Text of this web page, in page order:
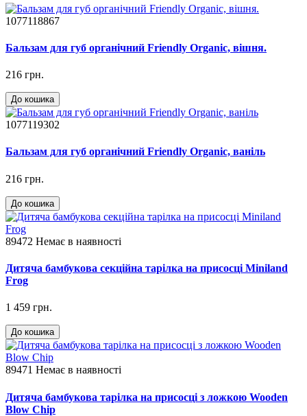
1077118867
Бальзам для губ органічний Friendly Organic, вішня.
216 грн.
До кошика
1077119302
Бальзам для губ органічний Friendly Organic, ваніль
216 грн.
До кошика
89472 Немає в наявності
Дитяча бамбукова секційна тарілка на присосці Miniland
Frog
1 459 грн.
До кошика
89471 Немає в наявності
Дитяча бамбукова тарілка на присосці з ложкою Wooden
Blow Chip